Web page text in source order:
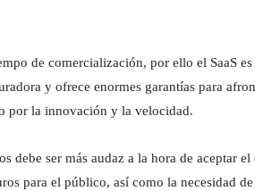
de comercialización, por ello el SaaS
y ofrece enormes garantías para
por la innovación y la velocidad.
debe ser más audaz a la hora de aceptar
para el público, así como la necesidad